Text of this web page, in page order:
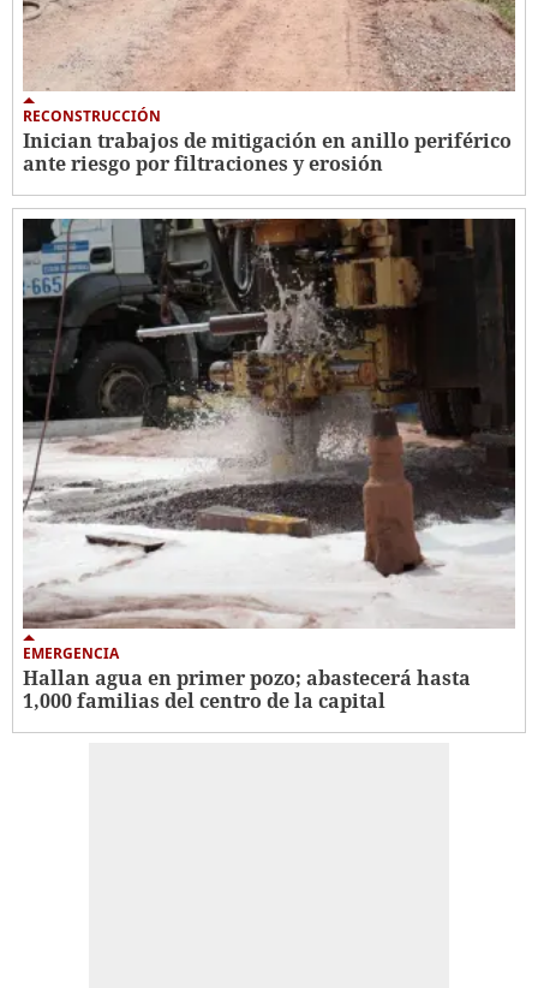
RECONSTRUCCIÓN
Inician trabajos de mitigación en anillo periférico
ante riesgo por filtraciones y erosión
EMERGENCIA
Hallan agua en primer pozo; abastecerá hasta
1,000 familias del centro de la capital